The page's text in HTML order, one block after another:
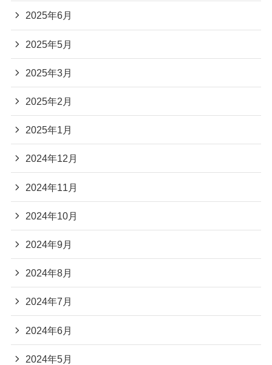
2025年6月
2025年5月
2025年3月
2025年2月
2025年1月
2024年12月
2024年11月
2024年10月
2024年9月
2024年8月
2024年7月
2024年6月
2024年5月